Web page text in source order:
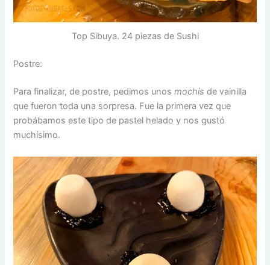
Top Sibuya. 24 piezas de Sushi
Postre:
Para finalizar, de postre, pedimos unosmochis de vainilla
que fueron toda una sorpresa. Fue la primera vez que
probábamos este tipo de pastel helado y nos gustó
muchísimo.